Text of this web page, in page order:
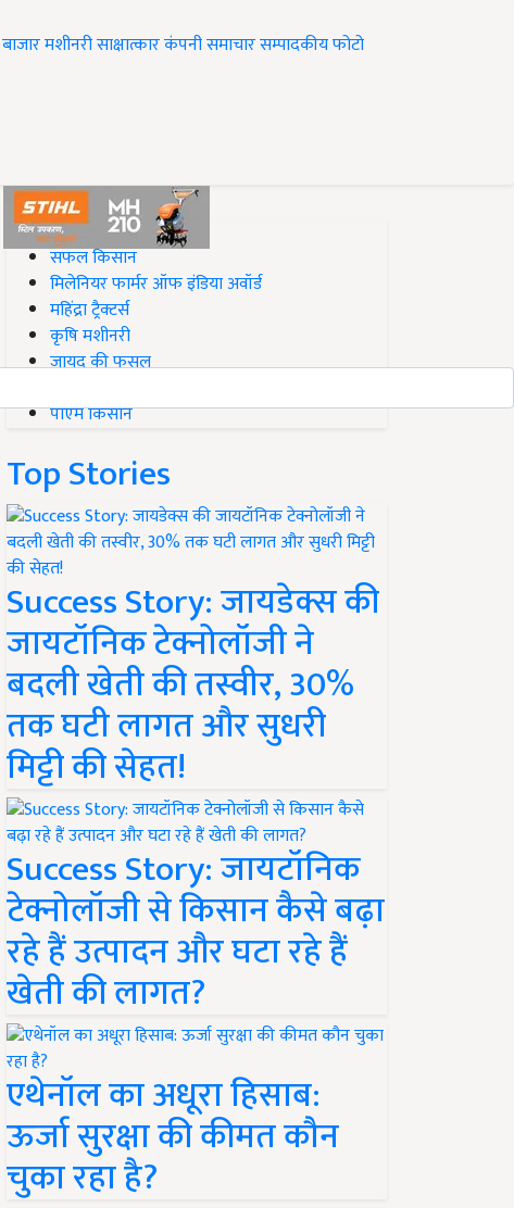
बाजारमशीनरीसाक्षात्कारकंपनी समाचारसम्पादकीयफोटो
#Top on Krishi Jagran
सफल किसान
मिलेनियर फार्मर ऑफ इंडिया अवॉर्ड
महिंद्रा ट्रैक्टर्स
कृषि मशीनरी
जायद की फसल
पीएम किसान
Top Stories
Success Story: जायडेक्स की
जायटॉनिक टेक्नोलॉजी ने
बदली खेती की तस्वीर, 30%
तक घटी लागत और सुधरी
मिट्टी की सेहत!
Success Story: जायटॉनिक
टेक्नोलॉजी से किसान कैसे बढ़ा
रहे हैं उत्पादन और घटा रहे हैं
खेती की लागत?
एथेनॉल का अधूरा हिसाब:
ऊर्जा सुरक्षा की कीमत कौन
चुका रहा है?